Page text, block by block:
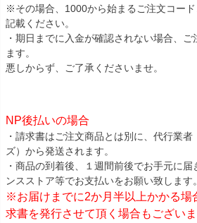
※その場合、1000から始まるご注文コー
記載ください。
・期日までに入金が確認されない場合、
ます。
悪しからず、ご了承くださいませ。
NP後払いの場合
・請求書はご注文商品とは別に、代行業
ズ）から発送されます。
・商品の到着後、１週間前後でお手元に
ンスストア等でお支払いをお願い致します。
※お届けまでに2か月半以上かかる場
求書を発行させて頂く場合もござい